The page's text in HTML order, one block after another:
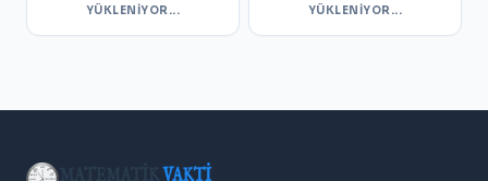
YÜKLENIYOR... YÜKLENIYOR...